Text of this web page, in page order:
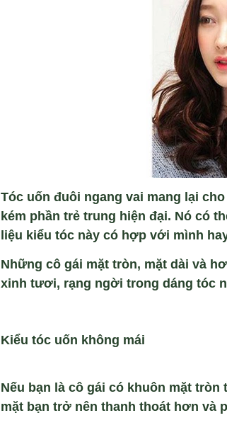
Tóc uốn đuôi ngang vai mang l ại
kém phần trẻ trung hiện đại. Nó có th
liệu kiểu tóc này có hợp với mình
Những cô gái mặt tròn, mặt dài và
xinh tươi, rạng ngời trong dáng tóc
Kiểu tóc uốn không mái
Nếu bạn l à cô gái có khuôn mặt tròn
mặt bạn trở nên thanh thoát hơn và